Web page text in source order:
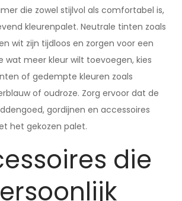
die zowel stijlvol als comfortabel is,
kleurenpalet. Neutrale tinten zoals
wit zijn tijdloos en zorgen voor een
wat meer kleur wilt toevoegen, kies
of gedempte kleuren zoals
of oudroze. Zorg ervoor dat de
gordijnen en accessoires
het gekozen palet.
die